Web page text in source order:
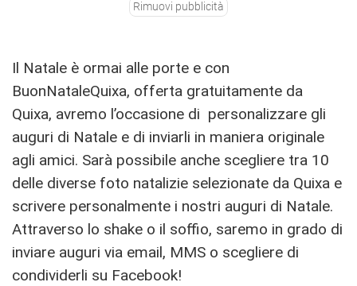
Rimuovi pubblicità
Il Natale è ormai alle porte e con
BuonNataleQuixa, offerta gratuitamente da
Quixa, avremo l’occasione di personalizzare gli
auguri di Natale e di inviarli in maniera originale
agli amici. Sarà possibile anche scegliere tra 10
delle diverse foto natalizie selezionate da Quixa e
scrivere personalmente i nostri auguri di Natale.
Attraverso lo shake o il soffio, saremo in grado di
inviare auguri via email, MMS o scegliere di
condividerli su Facebook!